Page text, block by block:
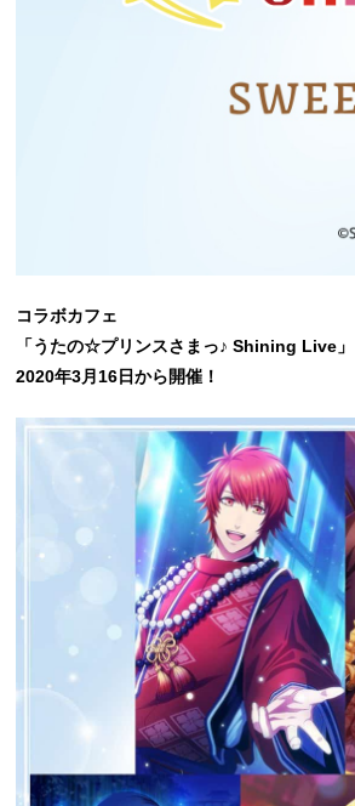
コラボカフェ
「うたの☆プリンスさまっ♪ Shining Live
2020年3月16日から開催！